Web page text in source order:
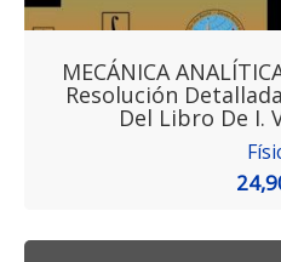
MECÁNICA
Resolución
Del Libro De I.